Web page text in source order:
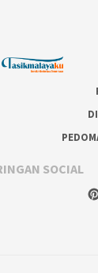
SOCIAL